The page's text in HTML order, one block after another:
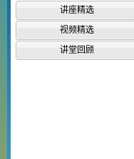
讲座精选
视频精选
讲堂回顾